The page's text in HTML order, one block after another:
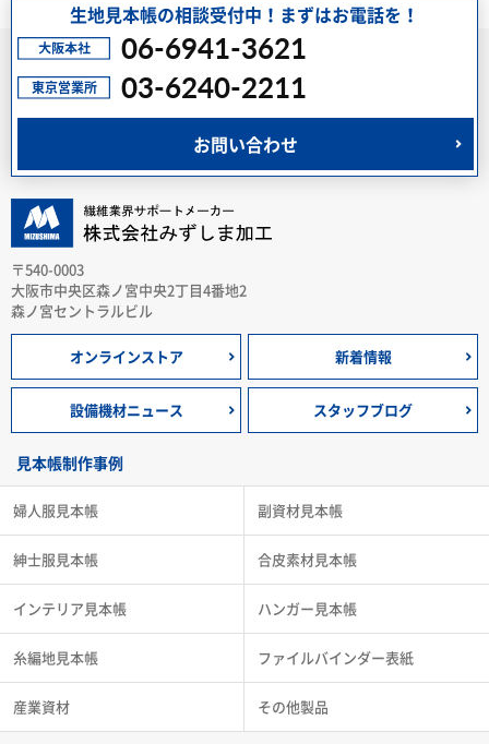
生地見本帳の相談受付中！まずはお電話を！
06-6941-3621
03-6240-2211
お問い合わせ
〒540-0003
大阪市中央区森ノ宮中央2丁目4番地2
森ノ宮セントラルビル
オンラインストア 新着情報
設備機材ニュース スタッフブログ
見本帳制作事例
婦人服見本帳
紳士服見本帳
インテリア見本帳
糸編地見本帳
産業資材
副資材見本帳
合皮素材見本帳
ハンガー見本帳
ファイルバインダー表紙
その他製品